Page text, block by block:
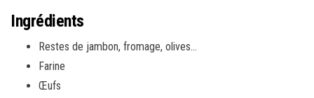
Ingrédients
Restes de jambon, fromage, olives…
Farine
Œufs